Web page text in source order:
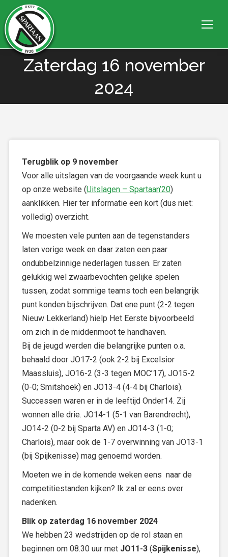
Zaterdag 16 november
2024
Je bent hier:
Terugblik op 9 november
Voor alle uitslagen van de voorgaande week kunt u
op onze website (Uitslagen – Spartaan’20)
aanklikken. Hier ter informatie een kort (dus niet:
volledig) overzicht.
We moesten vele punten aan de tegenstanders
laten vorige week en daar zaten een paar
ondubbelzinnige nederlagen tussen. Er zaten
gelukkig wel zwaarbevochten gelijke spelen
tussen, zodat sommige teams toch een belangrijk
punt konden bijschrijven. Dat ene punt (2-2 tegen
Nieuw Lekkerland) hielp Het Eerste bijvoorbeeld
om zich in de middenmoot te handhaven.
Bij de jeugd werden die belangrijke punten o.a.
behaald door JO17-2 (ook 2-2 bij Excelsior
Maassluis), JO16-2 (3-3 tegen MOC’17), JO15-2
(0-0; Smitshoek) en JO13-4 (4-4 bij Charlois).
Successen waren er in de leeftijd Onder14. Zij
wonnen alle drie. JO14-1 (5-1 van Barendrecht),
JO14-2 (0-2 bij Sparta AV) en JO14-3 (1-0;
Charlois), maar ook de 1-7 overwinning van JO13-1
(bij Spijkenisse) mag genoemd worden.
Moeten we in de komende weken eens naar de
competitiestanden kijken? Ik zal er eens over
nadenken.
Blik op zaterdag 16 november 2024
We hebben 23 wedstrijden op de rol staan en
beginnen om 08.30 uur met JO11-3 (Spijkenisse),